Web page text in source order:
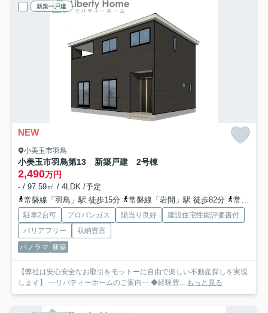
新築一戸建
NEW
小美玉市羽鳥
小美玉市羽鳥第13 新築戸建 2号棟
2,490万円
- / 97.59㎡ / 4LDK /予定
常磐線「羽鳥」駅 徒歩15分
常磐線「岩間」駅 徒歩82分 常磐線「石岡」駅 徒歩97分
駐車2台可 プロパンガス 陽当り良好
建設住宅性能評価書付
バリアフリー
収納豊富
パノラマ 新築
【弊社は安心安全なお取引をモットーに自由で楽しい不動産探しを実現
します】 ---リバティーホームのご案内--- ◆経験豊...
もっと見る